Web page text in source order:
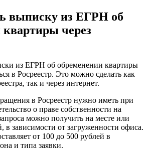
выписку из ЕГРН об
через
из ЕГРН об обременении квартиры
в Росреестр. Это можно сделать как
так и через интернет.
в Росреестр нужно иметь при
о праве собственности на
можно получить на месте или
в зависимости от загруженности офиса.
от 100 до 500 рублей в
и типа заявки.